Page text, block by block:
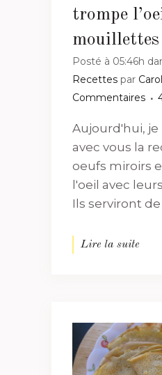
trompe
mouillettes
Posté à 05:46h
Recettes par
Commentaires
Aujourd'hui, je
avec vous la
oeufs miroirs
l'oeil avec
Ils serviront de
Lire la suite